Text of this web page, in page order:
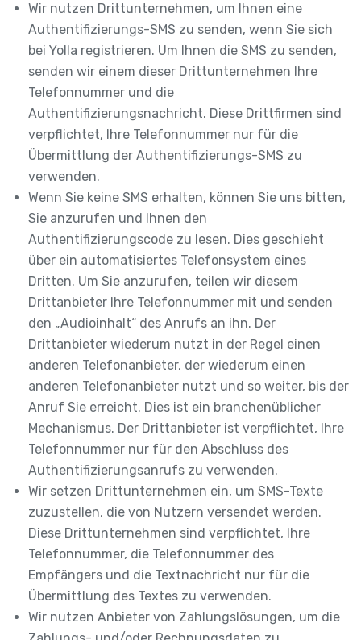
Wir nutzen Drittunternehmen, um Ihnen eine
Authentifizierungs-SMS zu senden, wenn Sie sich
bei Yolla registrieren. Um Ihnen die SMS zu senden,
senden wir einem dieser Drittunternehmen Ihre
Telefonnummer und die
Authentifizierungsnachricht. Diese Drittfirmen sind
verpflichtet, Ihre Telefonnummer nur für die
Übermittlung der Authentifizierungs-SMS zu
verwenden.
Wenn Sie keine SMS erhalten, können Sie uns bitten,
Sie anzurufen und Ihnen den
Authentifizierungscode zu lesen. Dies geschieht
über ein automatisiertes Telefonsystem eines
Dritten. Um Sie anzurufen, teilen wir diesem
Drittanbieter Ihre Telefonnummer mit und senden
den „Audioinhalt“ des Anrufs an ihn. Der
Drittanbieter wiederum nutzt in der Regel einen
anderen Telefonanbieter, der wiederum einen
anderen Telefonanbieter nutzt und so weiter, bis der
Anruf Sie erreicht. Dies ist ein branchenüblicher
Mechanismus. Der Drittanbieter ist verpflichtet, Ihre
Telefonnummer nur für den Abschluss des
Authentifizierungsanrufs zu verwenden.
Wir setzen Drittunternehmen ein, um SMS-Texte
zuzustellen, die von Nutzern versendet werden.
Diese Drittunternehmen sind verpflichtet, Ihre
Telefonnummer, die Telefonnummer des
Empfängers und die Textnachricht nur für die
Übermittlung des Textes zu verwenden.
Wir nutzen Anbieter von Zahlungslösungen, um die